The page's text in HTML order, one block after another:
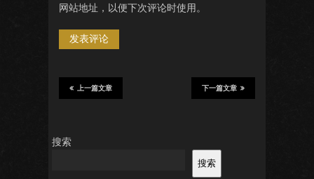
网站地址，以便下次评论时使用。
下一篇文章
上一篇文章
搜索
搜索